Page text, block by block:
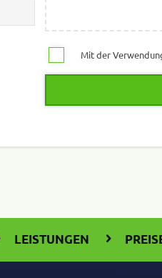
Mit der
LEISTUNGEN